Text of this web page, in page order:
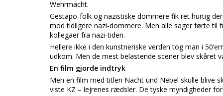
Wehrmacht.
Gestapo-folk og nazistiske dommere fik ret hurtig
mod tidligere nazi-dommere. Men alle sager førte til
kollegaer fra nazi-tiden.
Hellere ikke i den kunstneriske verden tog man i
udkom. Men de mest belastende scener blev skåret
En film gjorde indtryk
Men en film med titlen Nacht und Nebel skulle blive
viste KZ – lejrenes rædsler. De tyske myndigheder